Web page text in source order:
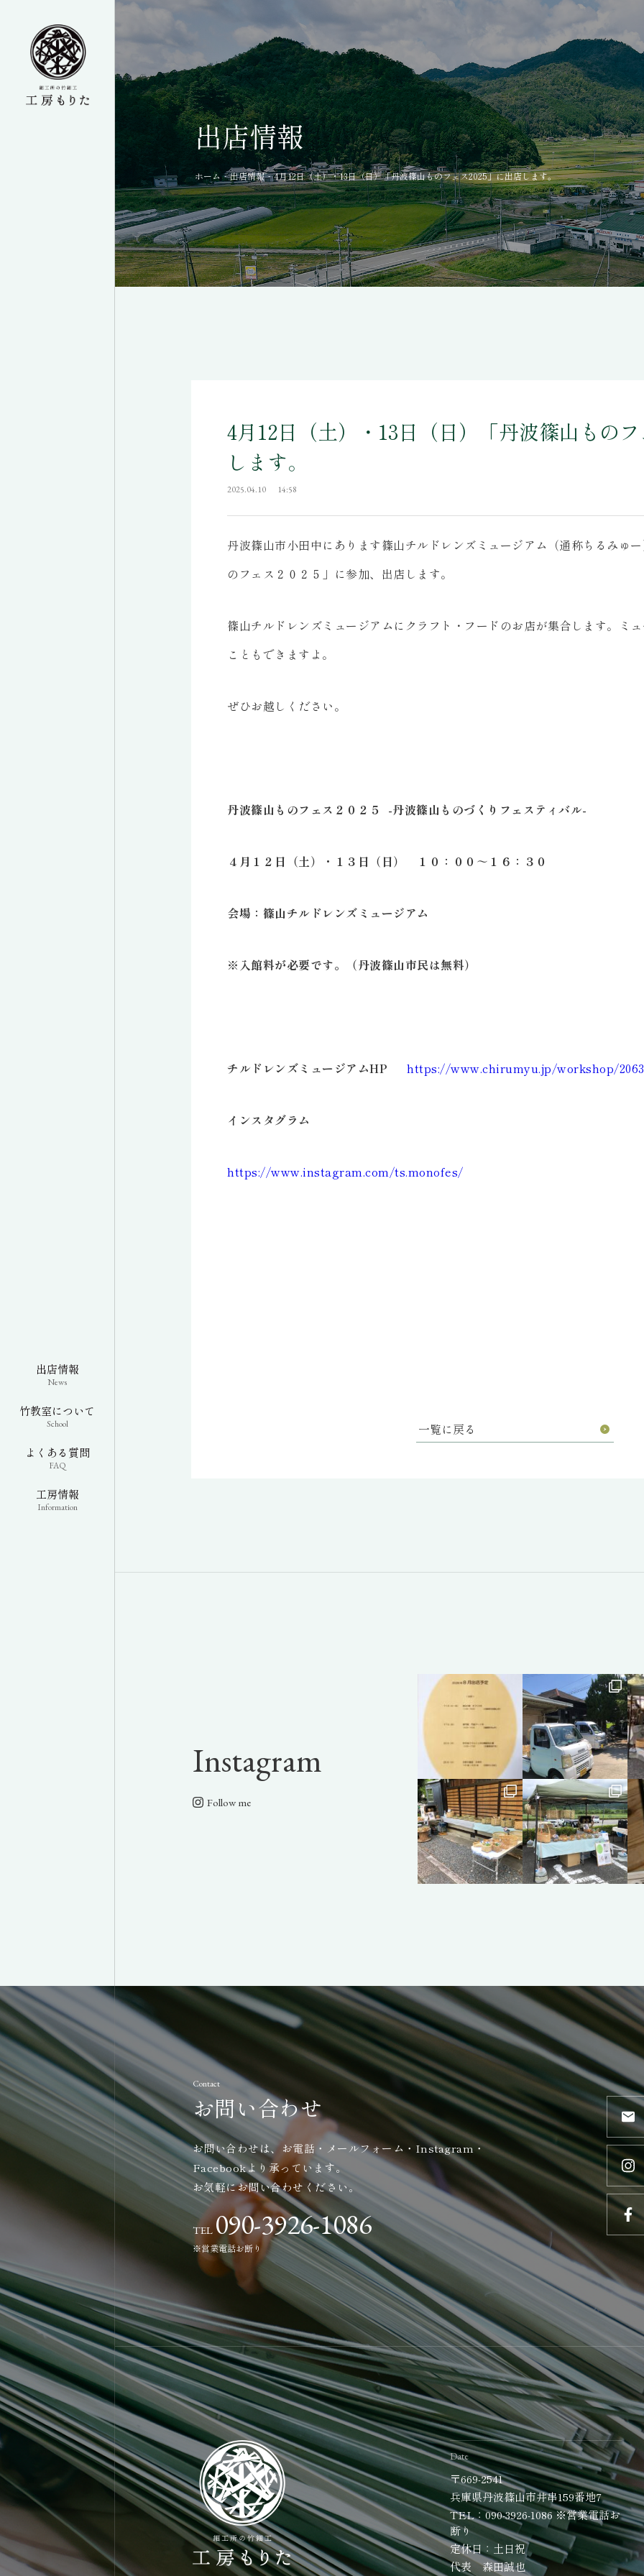
出店情報
News
竹教室について
School
よくある質問
FAQ
工房情報
Information
出店情報
ホーム - 出店情報 - 4月12日（土）・13日（日）「丹波篠山ものフェス2025」に出店します。
4月12日（土）・13日（日）「丹波篠山もの
します。
2025.04.10 14:58
丹波篠山市小田中にあります篠山チルドレンズミュージアム（通称ちるみゅ
のフェス２０２５」に参加、出店します。
篠山チルドレンズミュージアムにクラフト・フードのお店が集合します。ミ
こともできますよ。
ぜひお越しください。
丹波篠山ものフェス２０２５ -丹波篠山ものづくりフェスティバル-
４月１２日（土）・１３日（日） １０：００～１６：３０
会場：篠山チルドレンズミュージアム
※入館料が必要です。（丹波篠山市民は無料）
チルドレンズミュージアムHP https://www.chirumyu.jp/workshop/
インスタグラム
https://www.instagram.com/ts.monofes/
一覧に戻る
Instagram
Follow me
Contact
お問い合わせ
お問い合わせは、お電話・メールフォーム・Instagram・
Facebookより承っています。
お気軽にお問い合わせください。
TEL090-3926-1086
※営業電話お断り
Date
〒669-2541
兵庫県丹波篠山市井串159番地7
TEL：090-3926-1086 ※営業電話お
断り
定休日：土日祝
代表 森田誠也